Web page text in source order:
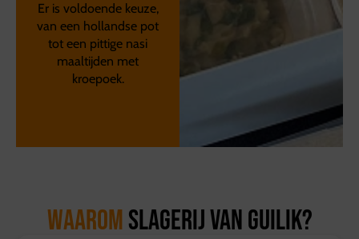
Er is voldoende keuze,
van een hollandse pot
tot een pittige nasi
maaltijden met
kroepoek.
WaaromSlagerij van Guilik?